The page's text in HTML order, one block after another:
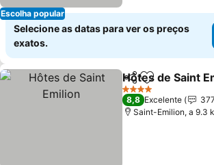
Escolha popular
Selecione as datas para ver os preços
exatos.
PartilharAdicionar
Hôtes de Saint
4 Estrelas
8,8 Excelente
Saint-Emilion, a 9.3